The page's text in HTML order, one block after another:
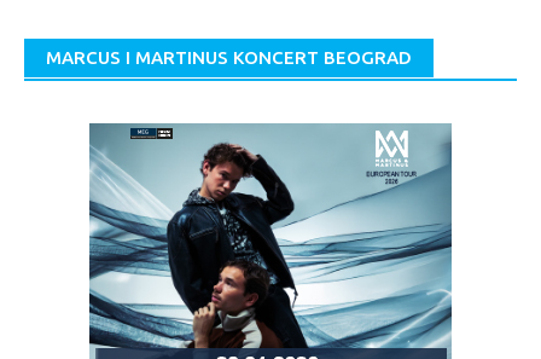
MARCUS I MARTINUS KONCERT BEOGRAD